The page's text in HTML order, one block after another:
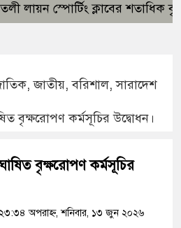
ক্লাবের শতাধিক বৃক্ষরোপণ
,জাতীয়,বরিশাল,সারাদেশ
বৃক্ষরোপণ কর্মসূচির উদ্বোধন।
ঘোষিত বৃক্ষরোপণ কর্মসূচির
অপরাহ্ন, শনিবার, ১৩ জুন ২০২৬